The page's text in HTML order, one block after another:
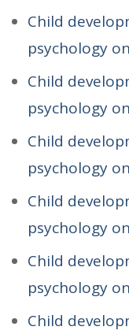
Child
psychology
Child
psychology
Child
psychology
Child
psychology
Child
psychology
Child